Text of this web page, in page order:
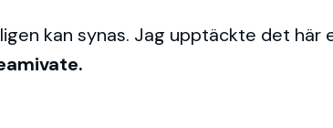
kan synas. Jag upptäckte det